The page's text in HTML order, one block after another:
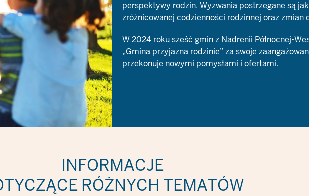
perspektywy rodzin. Wyzwania postrzegane są
zróżnicowanej codzienności rodzinnej oraz zmian
W 2024 roku sześć gmin z Nadrenii Północnej-
„Gmina przyjazna rodzinie” za swoje
przekonuje nowymi pomysłami i ofertami.
INFORMACJE
RÓŻNYCH TEMATÓW